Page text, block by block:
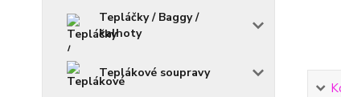
Tepláčky / Baggy /
kalhoty
Teplákové soupravy